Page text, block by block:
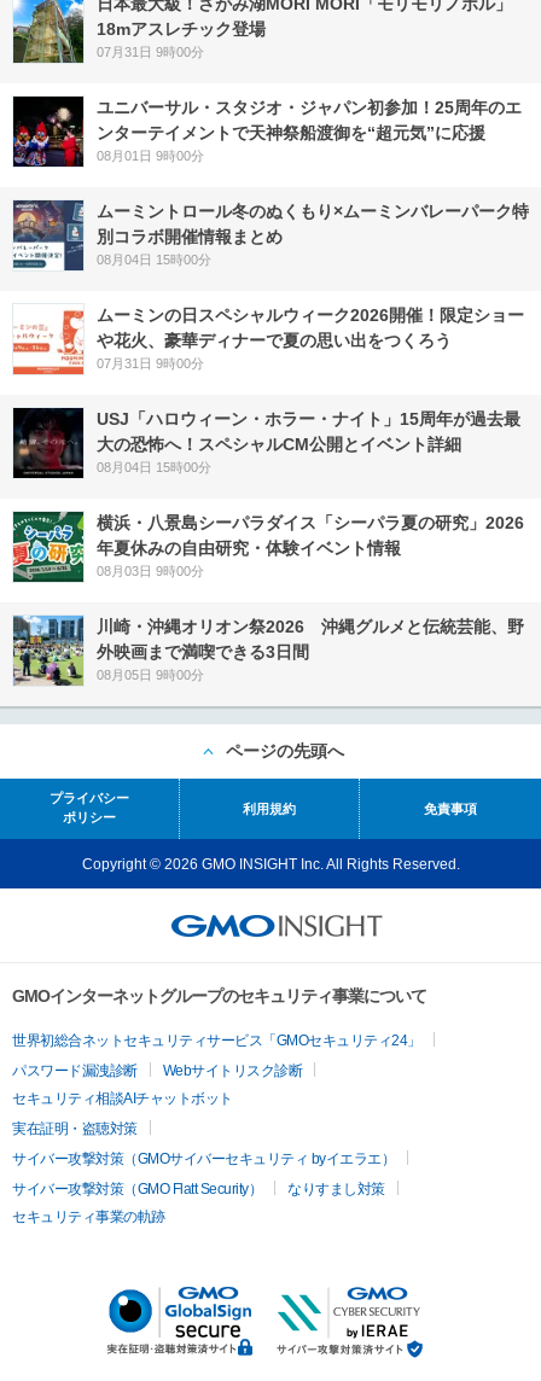
18mアスレチック登場
07月31日 9時00分
ユニバーサル・スタジオ・ジャパン初参加！25周年のエ
ンターテイメントで天神祭船渡御を“超元気”に応援
08月01日 9時00分
ムーミントロール冬のぬくもり×ムーミンバレーパーク特
別コラボ開催情報まとめ
08月04日 15時00分
ムーミンの日スペシャルウィーク2026開催！限定ショー
や花火、豪華ディナーで夏の思い出をつくろう
07月31日 9時00分
USJ「ハロウィーン・ホラー・ナイト」15周年が過去最
大の恐怖へ！スペシャルCM公開とイベント詳細
08月04日 15時00分
横浜・八景島シーパラダイス「シーパラ夏の研究」2026
年夏休みの自由研究・体験イベント情報
08月03日 9時00分
川崎・沖縄オリオン祭2026 沖縄グルメと伝統芸能、野
外映画まで満喫できる3日間
08月05日 9時00分
ページの先頭へ
プライバシー
ポリシー
利用規約 免責事項
Copyright © 2026 GMO INSIGHT Inc. All Rights Reserved.
GMOインターネットグループのセキュリティ事業について
世界初総合ネットセキュリティサービス「GMOセキュリティ24」
パスワード漏洩診断
Webサイトリスク診断
セキュリティ相談AIチャットボット
実在証明・盗聴対策
サイバー攻撃対策（GMOサイバーセキュリティ byイエラエ）
サイバー攻撃対策（GMO Flatt Security）
なりすまし対策
セキュリティ事業の軌跡